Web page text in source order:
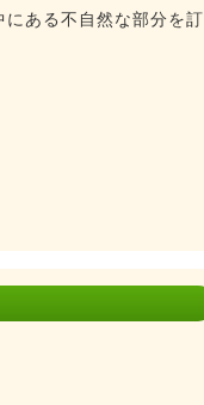
ある不自然な部分を訂